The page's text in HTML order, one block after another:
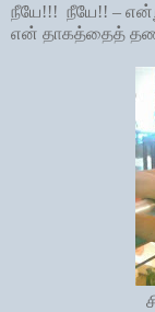
நீயே!!! நீயே!! –
என் தாகத்தைத்
சித்ரா